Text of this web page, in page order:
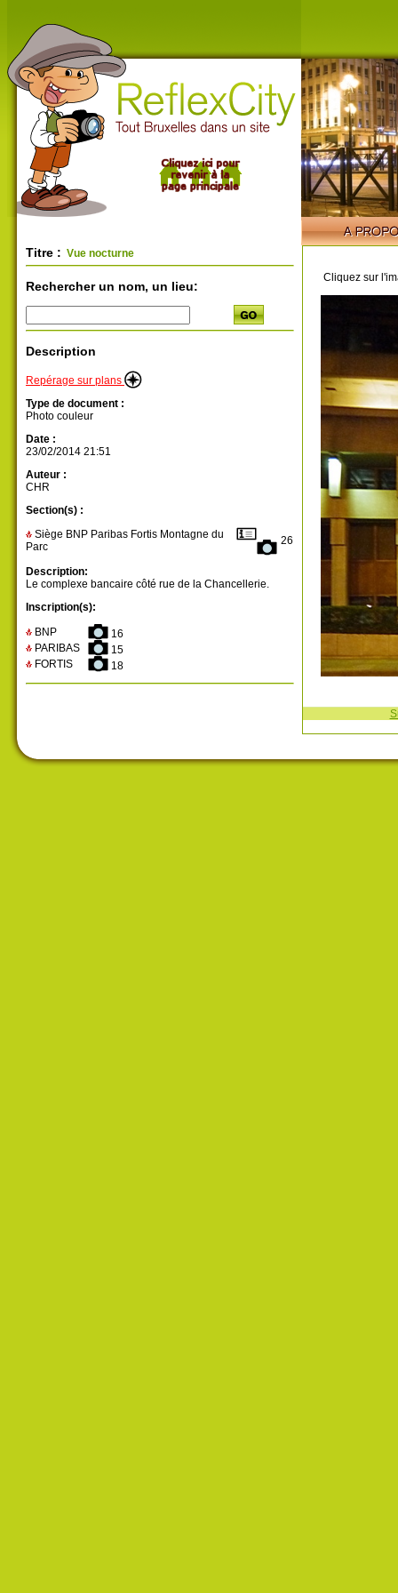
Titre : Vue nocturne
Rechercher un nom, un lieu:
Description
Repérage sur plans
Type de document :
Photo couleur
Date :
23/02/2014 21:51
Auteur :
CHR
Section(s) :
Siège BNP Paribas Fortis Montagne du
Parc
26
Description:
Le complexe bancaire côté rue de la Chancellerie.
Inscription(s):
BNP
16
PARIBAS
15
FORTIS
18
Cliquez sur